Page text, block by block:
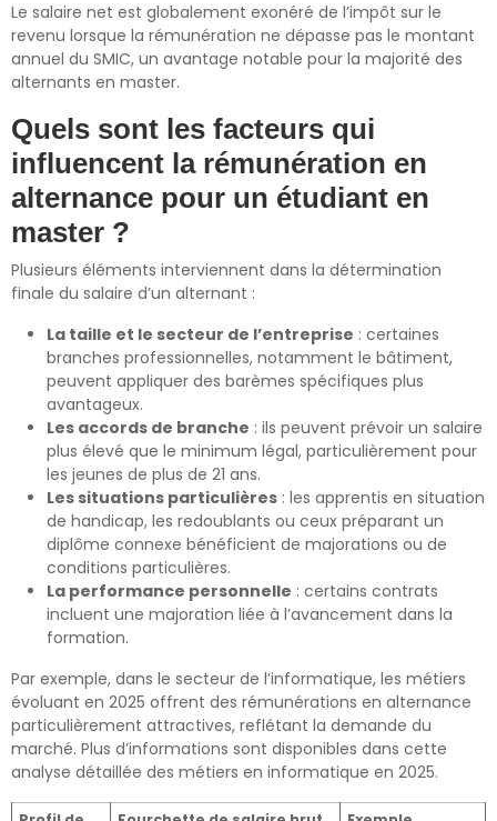
Le salaire net est globalement exonéré de l’impôt sur le
revenu lorsque la rémunération ne dépasse pas le montant
annuel du SMIC, un avantage notable pour la majorité des
alternants en master.
Quels sont les facteurs qui
influencent la rémunération en
alternance pour un étudiant en
master ?
Plusieurs éléments interviennent dans la détermination
finale du salaire d’un alternant :
La taille et le secteur de l’entreprise : certaines
branches professionnelles, notamment le bâtiment,
peuvent appliquer des barèmes spécifiques plus
avantageux.
Les accords de branche : ils peuvent prévoir un salaire
plus élevé que le minimum légal, particulièrement pour
les jeunes de plus de 21 ans.
Les situations particulières : les apprentis en situation
de handicap, les redoublants ou ceux préparant un
diplôme connexe bénéficient de majorations ou de
conditions particulières.
La performance personnelle : certains contrats
incluent une majoration liée à l’avancement dans la
formation.
Par exemple, dans le secteur de l’informatique, les métiers
évoluant en 2025 offrent des rémunérations en alternance
particulièrement attractives, reflétant la demande du
marché. Plus d’informations sont disponibles dans cette
analyse détaillée des métiers en informatique en 2025.